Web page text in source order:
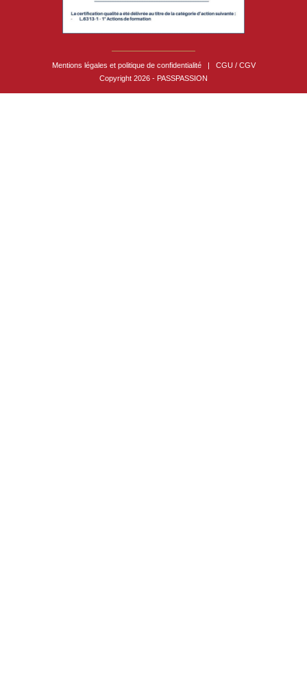
Mentions légales et politique de confidentialité
CGU / CGV
Copyright 2026 - PASSPASSION